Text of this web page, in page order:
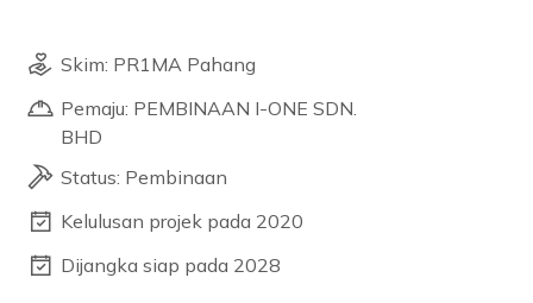
Skim: PR1MA Pahang
Pemaju: PEMBINAAN I-ONE SDN.
BHD
Status: Pembinaan
Kelulusan projek pada 2020
Dijangka siap pada 2028